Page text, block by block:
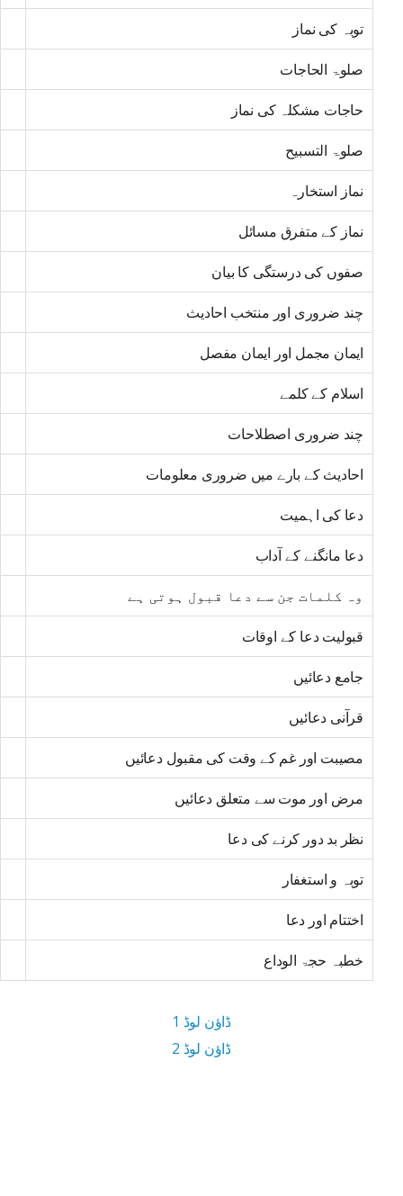
توبہ کی نماز
صلوۃ الحاجات
حاجات مشکلہ کی نماز
صلوۃ التسبیح
نماز استخارہ
نماز کے متفرق مسائل
صفوں کی درستگی کا بیان
چند ضروری اور منتخب احادیث
ایمان مجمل اور ایمان مفصل
اسلام کے کلمے
چند ضروری اصطلاحات
احادیث کے بارے میں ضروری معلومات
دعا کی اہمیت
دعا مانگنے کے آداب
وہ کلمات جن سے دعا قبول ہوتی ہے
قبولیت دعا کے اوقات
جامع دعائیں
قرآنی دعائیں
مصیبت اور غم کے وقت کی مقبول دعائیں
مرض اور موت سے متعلق دعائیں
نظر بد دور کرنے کی دعا
توبہ و استغفار
اختتام اور دعا
خطبہ حجۃ الوداع
ڈاؤن لوڈ 1
ڈاؤن لوڈ 2